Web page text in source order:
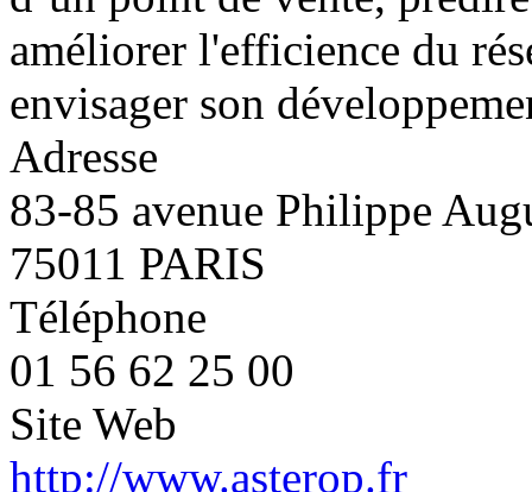
améliorer l'efficience du
envisager son
Adresse
83-85 avenue Philippe
75011 PARIS
Téléphone
01 56 62 25 00
Site Web
http://www.asterop.fr